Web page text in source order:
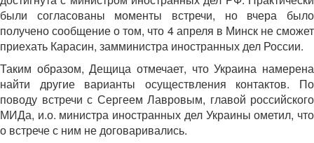
были согласованы моменты встречи, но вчера было
получено сообщение о том, что 4 апреля в Минск не сможет
приехать Карасин, замминистра иностранных дел России.
Таким образом, Дещица отмечает, что Украина намерена
найти другие варианты осуществления контактов. По
поводу встречи с Сергеем Лавровым, главой российского
МИДа, и.о. министра иностранных дел Украины ометил, что
о встрече с ним не договаривались.